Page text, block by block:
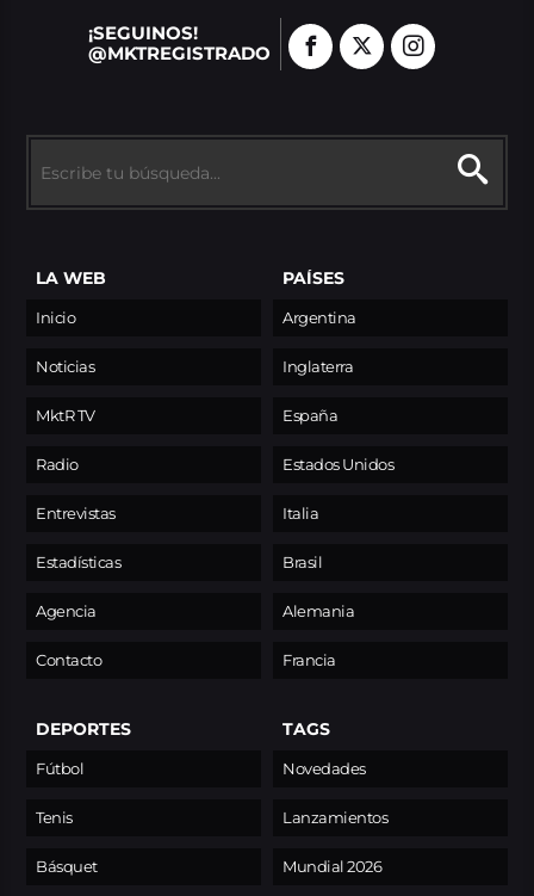
¡SEGUINOS!
@MKTREGISTRADO
LA WEB
Inicio
Noticias
MktR TV
Radio
Entrevistas
Estadísticas
Agencia
Contacto
PAÍSES
Argentina
Inglaterra
España
Estados Unidos
Italia
Brasil
Alemania
Francia
DEPORTES
Fútbol
Tenis
Básquet
TAGS
Novedades
Lanzamientos
Mundial 2026